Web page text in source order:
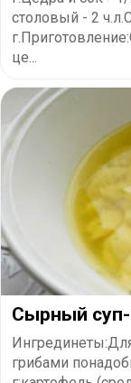
столовый - 2
це...
Сырный
грибами